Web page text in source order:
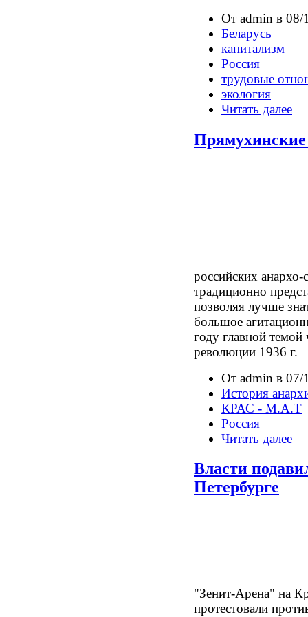
От admin в 08/
Беларусь
капитализм
Россия
трудовые
экология
Читать далее
Прямухинские
российских
традиционно
позволяя лучше
большое
году главной
революции 1936 г.
От admin в 07/
История
КРАС - М.А.Т
Россия
Читать далее
Власти
Петербурге
"Зенит-Арена" на
протестовали